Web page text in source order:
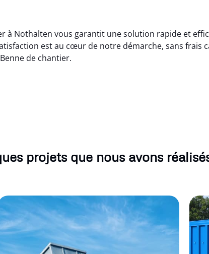
à Nothalten vous garantit une solution rapide et
est au cœur de notre démarche, sans frais
de chantier.
projets que nous avons